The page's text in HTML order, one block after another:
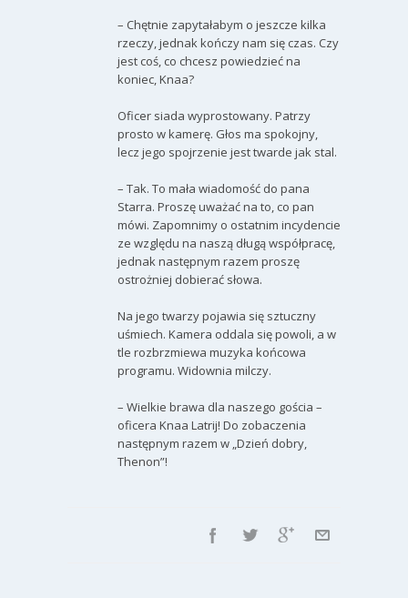
– Chętnie zapytałabym o jeszcze kilka
rzeczy, jednak kończy nam się czas. Czy
jest coś, co chcesz powiedzieć na
koniec, Knaa?
Oficer siada wyprostowany. Patrzy
prosto w kamerę. Głos ma spokojny,
lecz jego spojrzenie jest twarde jak stal.
– Tak. To mała wiadomość do pana
Starra. Proszę uważać na to, co pan
mówi. Zapomnimy o ostatnim incydencie
ze względu na naszą długą współpracę,
jednak następnym razem proszę
ostrożniej dobierać słowa.
Na jego twarzy pojawia się sztuczny
uśmiech. Kamera oddala się powoli, a w
tle rozbrzmiewa muzyka końcowa
programu. Widownia milczy.
– Wielkie brawa dla naszego gościa –
oficera Knaa Latrij! Do zobaczenia
następnym razem w „Dzień dobry,
Thenon”!